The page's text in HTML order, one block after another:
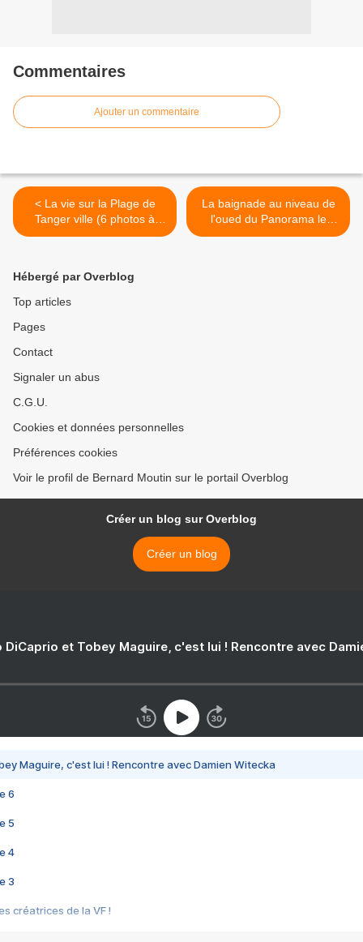
Commentaires
Ajouter un commentaire
< La vie sur la Plage de
Tanger ville (6 photos à
cliquer)
La baignade au niveau de
l'oued du Panorama le
samedi 1° juillet à Tanger (4
Hébergé par Overblog
Top articles
Pages
Contact
Signaler un abus
C.G.U.
Cookies et données personnelles
Préférences cookies
Voir le profil de Bernard Moutin sur le portail Overblog
Créer un blog sur Overblog
Créer un blog
DiCaprio et Tobey Maguire, c'est lui ! Rencontre avec
Maguire, c'est lui ! Rencontre avec Damien Witecka
6
5
4
3
créatrices de la VF !